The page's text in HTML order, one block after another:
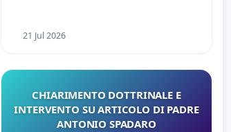
21 Jul 2026
CHIARIMENTO DOTTRINALE E
INTERVENTO SU ARTICOLO DI PADRE
ANTONIO SPADARO